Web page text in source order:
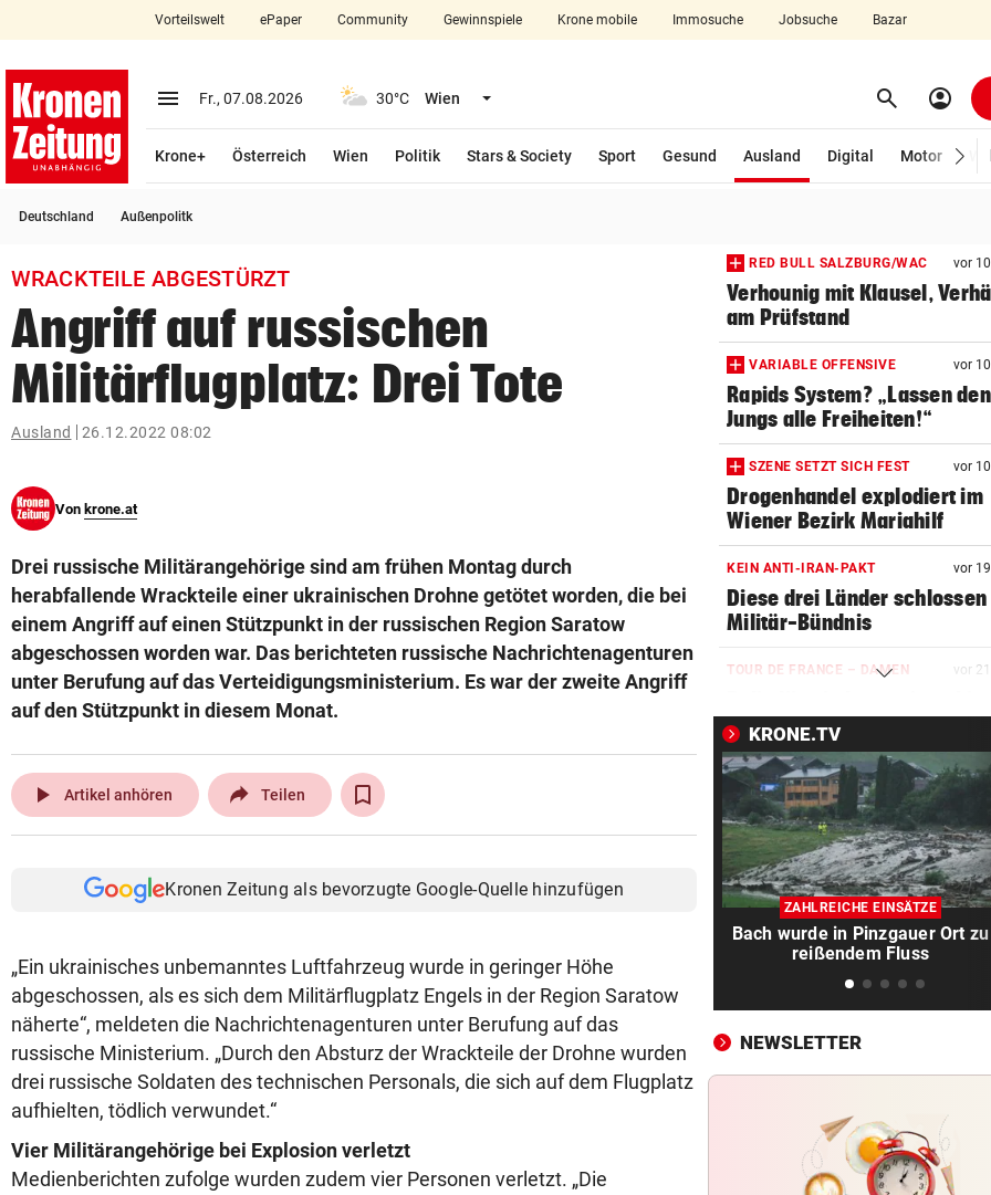
closeSchließen
account_circle Anmelden
arrow_right
search
Suchbegriff
eingeben
© Krone Multimedia GmbH & Co KG 2026
Vorteilswelt ePaper Community Gewinnspiele Krone mobile Immosuche Jobsuche Bazar
menu Menü aufklappen
Fr., 07.08.2026 30°C Wien Menü aufklappen search Suchen
account_circle
Krone+ Österreich Wien Politik Stars & Society Sport Gesund Ausland
Digital
Motor
Deutschland Außenpolitk
WRACKTEILE ABGESTÜRZT
Angriff auf russischen
Militärflugplatz: Drei Tote
Ausland 26.12.2022 08:02
Von krone.at
Drei russische Militärangehörige sind am frühen Montag durch
herabfallende Wrackteile einer ukrainischen Drohne getötet worden, die bei
einem Angriff auf einen Stützpunkt in der russischen Region Saratow
abgeschossen worden war. Das berichteten russische Nachrichtenagenturen
unter Berufung auf das Verteidigungsministerium. Es war der zweite Angriff
auf den Stützpunkt in diesem Monat.
play_arrow Artikel anhören Teilen
Kronen Zeitung als bevorzugte Google-Quelle hinzufügen
„Ein ukrainisches unbemanntes Luftfahrzeug wurde in geringer Höhe
abgeschossen, als es sich dem Militärflugplatz Engels in der Region Saratow
näherte“, meldeten die Nachrichtenagenturen unter Berufung auf das
russische Ministerium. „Durch den Absturz der Wrackteile der Drohne wurden
drei russische Soldaten des technischen Personals, die sich auf dem Flugplatz
aufhielten, tödlich verwundet.“
Vier Militärangehörige bei Explosion verletzt
Medienberichten zufolge wurden zudem vier Personen verletzt. „Die
RED BULL SALZBURG/WAC vor
Verhounig mit Klausel,
am Prüfstand
VARIABLE OFFENSIVE vor
Rapids System? „Lassen den
Jungs alle Freiheiten!“
SZENE SETZT SICH FEST vor
Drogenhandel explodiert im
Wiener Bezirk Mariahilf
KEIN ANTI-IRAN-PAKT vor
Diese drei Länder schlossen
Militär-Bündnis
TOUR DE FRANCE – DAMEN vor
Mont Ventoux
BIS ZU 10.000 EURO vor 28
Diese Fehler kosten im
Vermögen
VIERER-TURNIER STARTET vor
Austria und SKN hoffen auf
ins CL-Playoff
Vorarlbergs Polizei braucht
Hilfe von außen
WK-LEITER RAUSGEWORFEN vor
Gericht für Staunen
BEQUEM NACH VENEDIG? vor 39
KRONE.TV
ZAHLREICHE EINSÄTZE
Bach wurde in Pinzgauer Ort zu
reißendem Fluss
NEWSLETTER